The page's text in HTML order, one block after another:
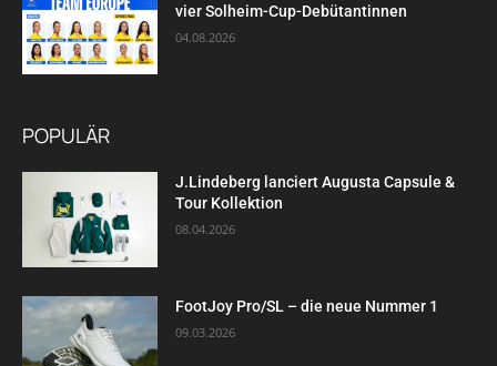
vier Solheim-Cup-Debütantinnen
04.08.2026
POPULÄR
J.Lindeberg lanciert Augusta Capsule &
Tour Kollektion
08.04.2026
FootJoy Pro/SL – die neue Nummer 1
09.03.2026